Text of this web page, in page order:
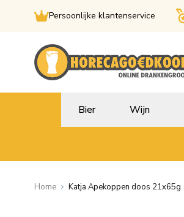
Persoonlijke klantenservice
Bier Wijn
Home Katja Apekoppen doos 21x65g